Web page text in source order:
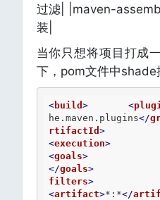
过滤| |maven-
装|
当你只想将项目打成
下，pom文件中shade
<build > <
he.maven.plugins</
rtifactId >
<execution>
<goals>
</goals>
filters>
<artifact>*:*</